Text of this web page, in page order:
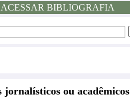
ACESSAR BIBLIOGRAFIA
jornalísticos ou acadêmicos